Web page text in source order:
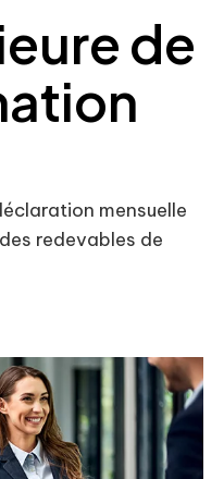
de
mensuelle
redevables de